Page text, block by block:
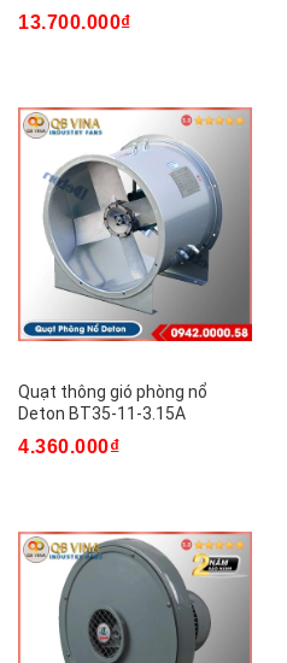
13.700.000₫
Quạt thông gió phòng nổ
Deton BT35-11-3.15A
4.360.000₫